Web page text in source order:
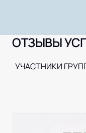
УЧАСТНИКИ